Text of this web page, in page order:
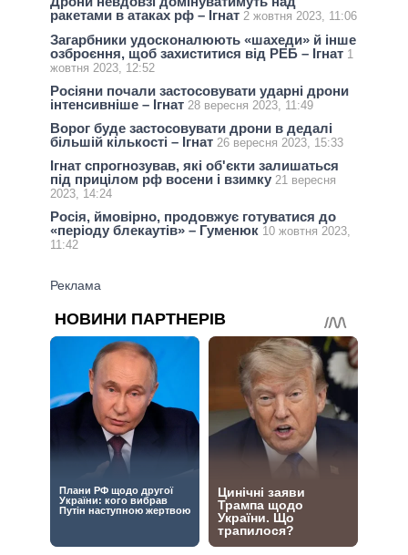
ракетами в атаках рф – Ігнат 2 жовтня 2023, 11:06
Загарбники удосконалюють «шахеди» й інше
озброєння, щоб захиститися від РЕБ – Ігнат 1
жовтня 2023, 12:52
Росіяни почали застосовувати ударні дрони
інтенсивніше – Ігнат 28 вересня 2023, 11:49
Ворог буде застосовувати дрони в дедалі
більшій кількості – Ігнат 26 вересня 2023, 15:33
Ігнат спрогнозував, які об'єкти залишаться
під прицілом рф восени і взимку 21 вересня
2023, 14:24
Росія, ймовірно, продовжує готуватися до
«періоду блекаутів» – Гуменюк 10 жовтня 2023,
11:42